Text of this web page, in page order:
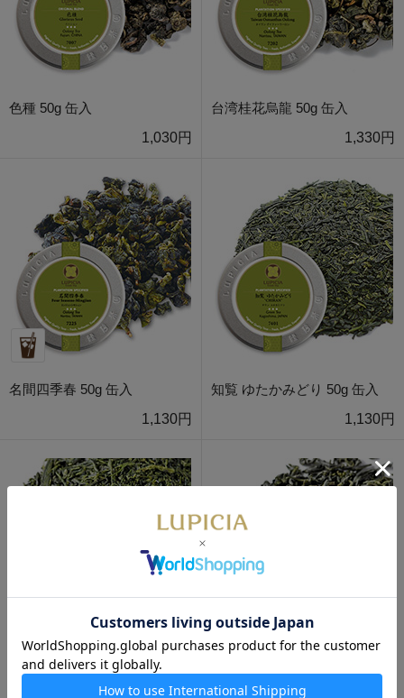
色種 50g 缶入
1,030円
台湾桂花烏龍 50g 缶入
1,330円
名間四季春 50g 缶入
1,130円
知覧 ゆたかみどり 50g 缶入
1,130円
頴娃 あさつゆ 50g 缶入
五ヶ瀬 釜炒り茶 50g 缶入